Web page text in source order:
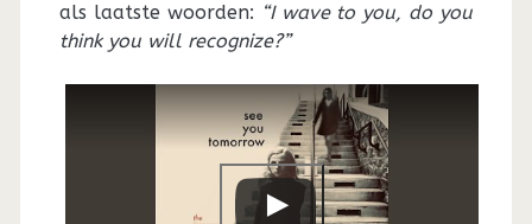
als laatste woorden: “I wave to you, do you
think you will recognize?”